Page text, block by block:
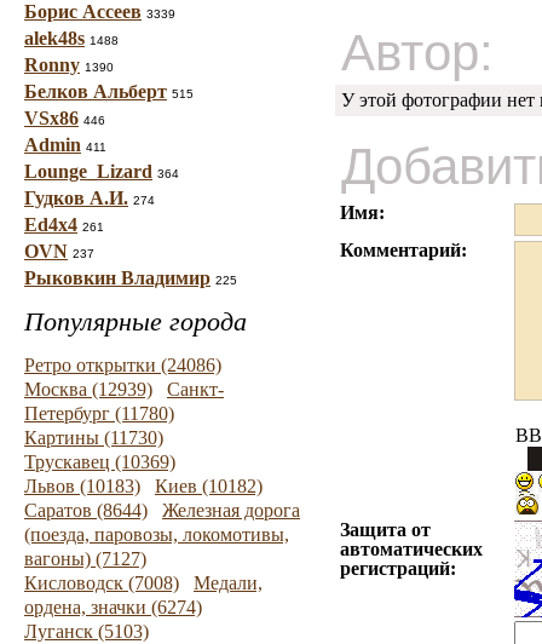
Борис Ассеев 3339
alek48s 1488
Ronny 1390
Белков Альберт 515
VSx86 446
Admin 411
Lounge_Lizard 364
Гудков А.И. 274
Ed4x4 261
OVN 237
Рыковкин Владимир 225
Популярные города
Ретро открытки (24086)
Москва (12939)
Санкт-
Петербург (11780)
Картины (11730)
Трускавец (10369)
Львов (10183)
Киев (10182)
Саратов (8644)
Железная дорога
(поезда, паровозы, локомотивы,
вагоны) (7127)
Кисловодск (7008)
Медали,
ордена, значки (6274)
Луганск (5103)
Автор:
У этой фотографии нет
Имя:
Комментарий:
Защита от
автоматических
регистраций: